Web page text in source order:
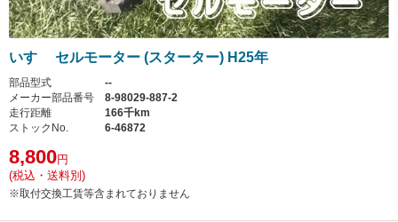
いすゞ セルモーター (スターター) H25年
部品型式
--
メーカー部品番号
8-98029-887-2
走行距離
166千km
ストックNo.
6-46872
8,800円
(税込・送料別)
※取付交換工賃等含まれておりません